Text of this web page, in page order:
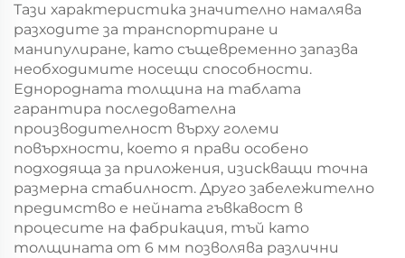
Тази характеристика значително намалява
разходите за транспортиране и
манипулиране, като същевременно запазва
необходимите носещи способности.
Еднородната толщина на таблата
гарантира последователна
производителност върху големи
повърхности, което я прави особено
подходяща за приложения, изискващи точна
размерна стабилност. Друго забележително
предимство е нейната гъвкавост в
процесите на фабрикация, тъй като
толщината от 6 мм позволява различни